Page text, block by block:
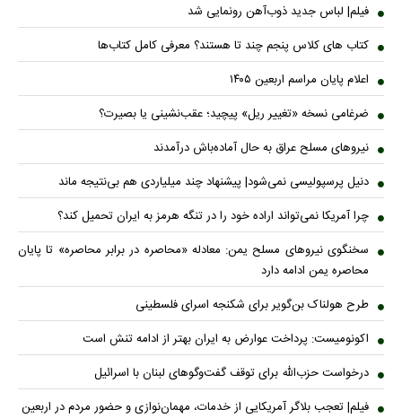
فیلم| لباس جدید ذوب‌آهن رونمایی شد
کتاب های کلاس پنجم چند تا هستند؟ معرفی کامل کتاب‌ها
اعلام پایان مراسم اربعین ۱۴۰۵
ضرغامی نسخه «تغییر ریل» پیچید؛ عقب‌نشینی یا بصیرت؟
نیروهای مسلح عراق به حال آماده‌باش درآمدند
دنیل پرسپولیسی نمی‌شود| پیشنهاد چند میلیاردی هم بی‌نتیجه ماند
چرا آمریکا نمی‌تواند اراده خود را در تنگه هرمز به ایران تحمیل کند؟
سخنگوی نیروهای مسلح یمن: معادله «محاصره در برابر محاصره» تا پایان
محاصره یمن ادامه دارد
طرح هولناک بن‌گویر برای شکنجه اسرای فلسطینی
اکونومیست: پرداخت عوارض به ایران بهتر از ادامه تنش است
درخواست حزب‌الله برای توقف گفت‌وگوهای لبنان با اسرائیل
فیلم| تعجب بلاگر آمریکایی از خدمات، مهمان‌نوازی و حضور مردم در اربعین